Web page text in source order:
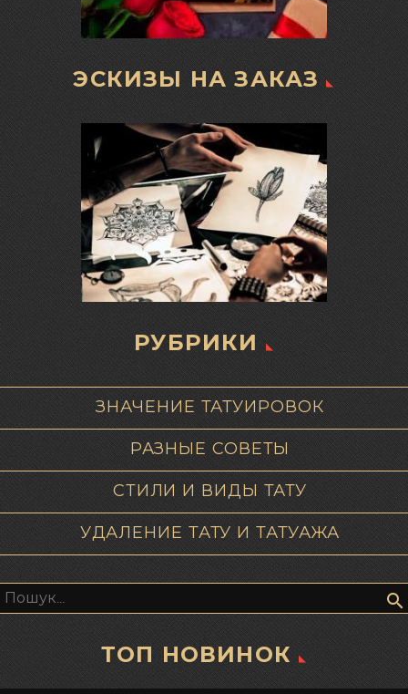
ЭСКИЗЫ НА ЗАКАЗ
РУБРИКИ
ЗНАЧЕНИЕ ТАТУИРОВОК
РАЗНЫЕ СОВЕТЫ
СТИЛИ И ВИДЫ ТАТУ
УДАЛЕНИЕ ТАТУ И ТАТУАЖА
ТОП НОВИНОК